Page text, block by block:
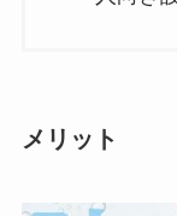
メリット